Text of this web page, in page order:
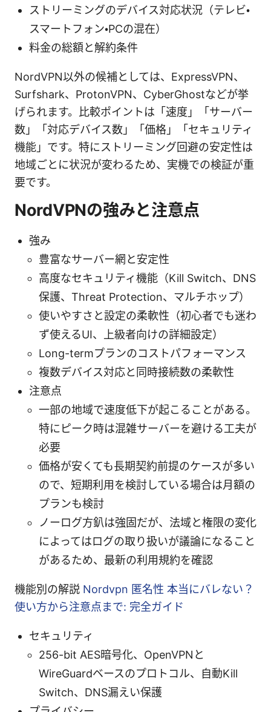
ストリーミングのデバイス対応状況（テレビ・
スマートフォン・PCの混在）
料金の総額と解約条件
NordVPN以外の候補としては、ExpressVPN、
Surfshark、ProtonVPN、CyberGhostなどが挙
げられます。比較ポイントは「速度」「サーバー
数」「対応デバイス数」「価格」「セキュリティ
機能」です。特にストリーミング回避の安定性は
地域ごとに状況が変わるため、実機での検証が重
要です。
NordVPNの強みと注意点
強み
豊富なサーバー網と安定性
高度なセキュリティ機能（Kill Switch、DNS
保護、Threat Protection、マルチホップ）
使いやすさと設定の柔軟性（初心者でも迷わ
ず使えるUI、上級者向けの詳細設定）
Long-termプランのコストパフォーマンス
複数デバイス対応と同時接続数の柔軟性
注意点
一部の地域で速度低下が起こることがある。
特にピーク時は混雑サーバーを避ける工夫が
必要
価格が安くても長期契約前提のケースが多い
ので、短期利用を検討している場合は月額の
プランも検討
ノーログ方釟は強固だが、法域と権限の変化
によってはログの取り扱いが議論になること
があるため、最新の利用規約を確認
機能別の解説 Nordvpn 匿名性 本当にバレない？
使い方から注意点まで: 完全ガイド
セキュリティ
256-bit AES暗号化、OpenVPNと
WireGuardベースのプロトコル、自動Kill
Switch、DNS漏えい保護